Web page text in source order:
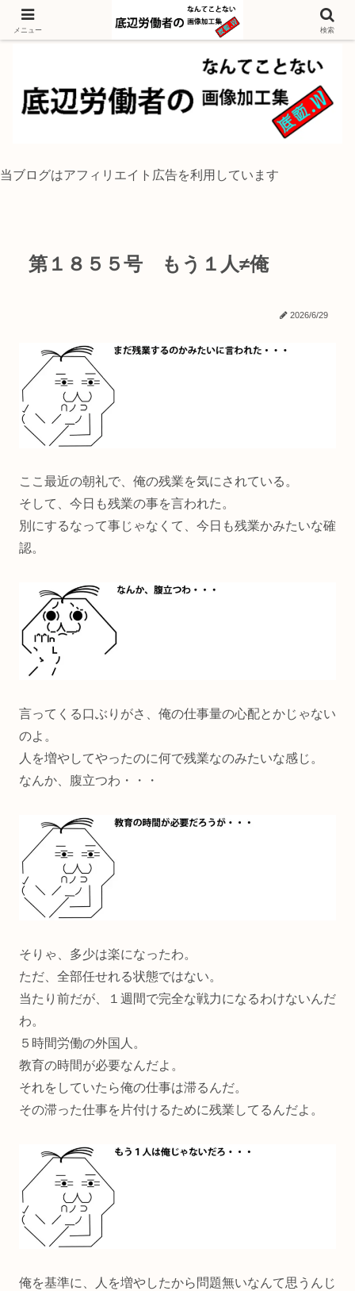
独身底辺おじさんが風景写真をイラスト風に加工するブログ
当ブログはアフィリエイト広告を利用しています
第１８５５号 もう１人≠俺
2026/6/29
ここ最近の朝礼で、俺の残業を気にされている。
そして、今日も残業の事を言われた。
別にするなって事じゃなくて、今日も残業かみたいな確
認。
言ってくる口ぶりがさ、俺の仕事量の心配とかじゃない
のよ。
人を増やしてやったのに何で残業なのみたいな感じ。
なんか、腹立つわ・・・
そりゃ、多少は楽になったわ。
ただ、全部任せれる状態ではない。
当たり前だが、１週間で完全な戦力になるわけないんだ
わ。
５時間労働の外国人。
教育の時間が必要なんだよ。
それをしていたら俺の仕事は滞るんだ。
その滞った仕事を片付けるために残業してるんだよ。
俺を基準に、人を増やしたから問題無いなんて思うんじ
メニュー 検索